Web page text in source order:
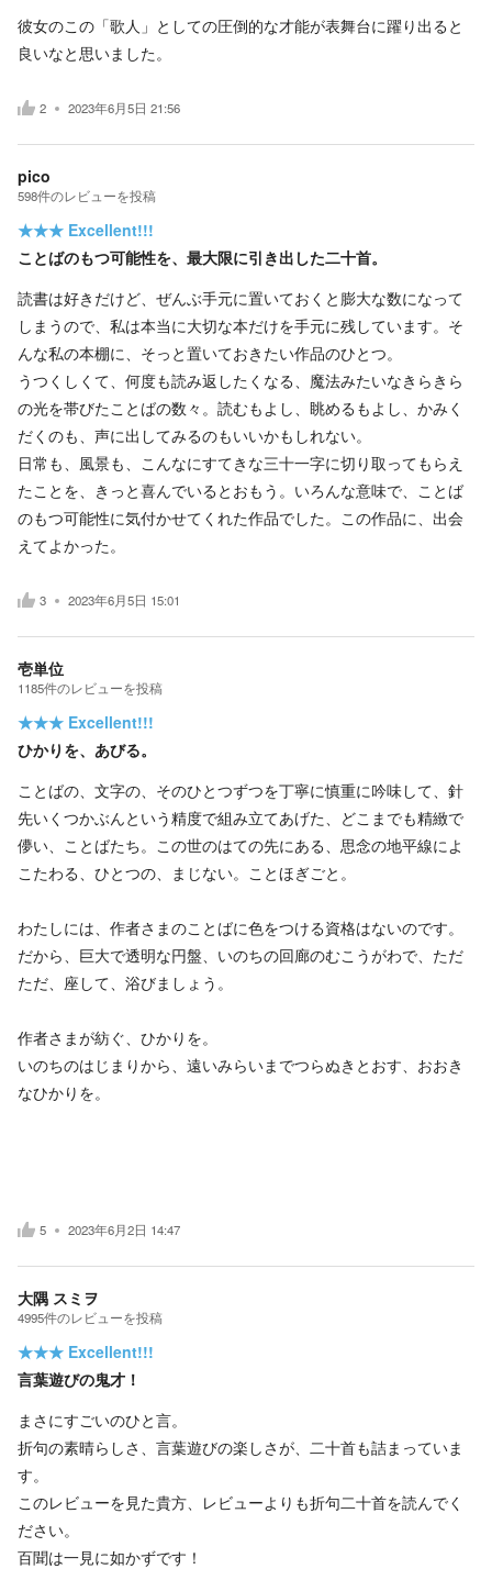
彼女のこの「歌人」としての圧倒的な才能が表舞台に躍り出ると
良いなと思いました。
2 2023年6月5日 21:56
pico
598件のレビューを投稿
★★★ Excellent!!!
ことばのもつ可能性を、最大限に引き出した二十首。
読書は好きだけど、ぜんぶ手元に置いておくと膨大な数になって
しまうので、私は本当に大切な本だけを手元に残しています。そ
んな私の本棚に、そっと置いておきたい作品のひとつ。
うつくしくて、何度も読み返したくなる、魔法みたいなきらきら
の光を帯びたことばの数々。読むもよし、眺めるもよし、かみく
だくのも、声に出してみるのもいいかもしれない。
日常も、風景も、こんなにすてきな三十一字に切り取ってもらえ
たことを、きっと喜んでいるとおもう。いろんな意味で、ことば
のもつ可能性に気付かせてくれた作品でした。この作品に、出会
えてよかった。
3 2023年6月5日 15:01
壱単位
1185件のレビューを投稿
★★★ Excellent!!!
ひかりを、あびる。
ことばの、文字の、そのひとつずつを丁寧に慎重に吟味して、針
先いくつかぶんという精度で組み立てあげた、どこまでも精緻で
儚い、ことばたち。この世のはての先にある、思念の地平線によ
こたわる、ひとつの、まじない。ことほぎごと。
わたしには、作者さまのことばに色をつける資格はないのです。
だから、巨大で透明な円盤、いのちの回廊のむこうがわで、ただ
ただ、座して、浴びましょう。
作者さまが紡ぐ、ひかりを。
いのちのはじまりから、遠いみらいまでつらぬきとおす、おおき
なひかりを。
5 2023年6月2日 14:47
大隅 スミヲ
4995件のレビューを投稿
★★★ Excellent!!!
言葉遊びの鬼才！
まさにすごいのひと言。
折句の素晴らしさ、言葉遊びの楽しさが、二十首も詰まっていま
す。
このレビューを見た貴方、レビューよりも折句二十首を読んでく
ださい。
百聞は一見に如かずです！